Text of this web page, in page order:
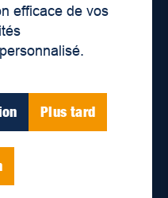
efficace de vos
Plus tard